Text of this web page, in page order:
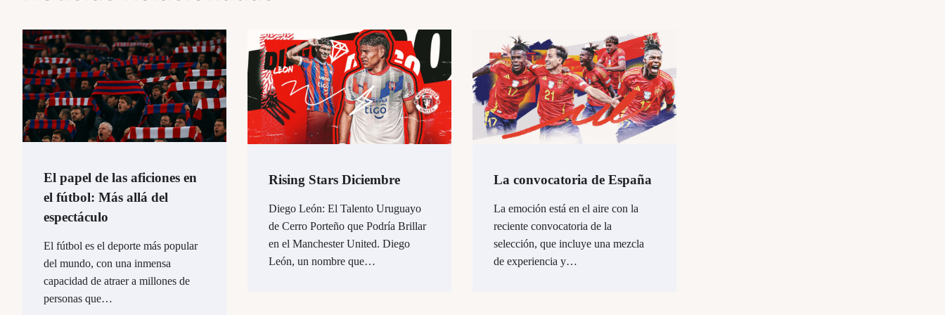
El papel de las aficiones en
el fútbol: Más allá del
espectáculo
El fútbol es el deporte más popular
del mundo, con una inmensa
capacidad de atraer a millones de
personas que…
Rising Stars Diciembre
Diego León: El Talento Uruguayo
de Cerro Porteño que Podría Brillar
en el Manchester United. Diego
León, un nombre que…
La convocatoria de España
La emoción está en el aire con la
reciente convocatoria de la
selección, que incluye una mezcla
de experiencia y…